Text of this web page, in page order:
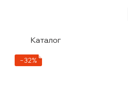
Каталог
−32%